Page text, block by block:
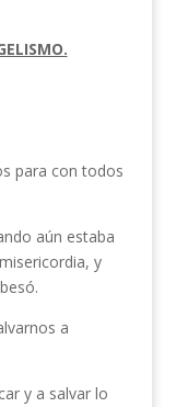
para con todos
aún estaba
y
a
y a salvar lo